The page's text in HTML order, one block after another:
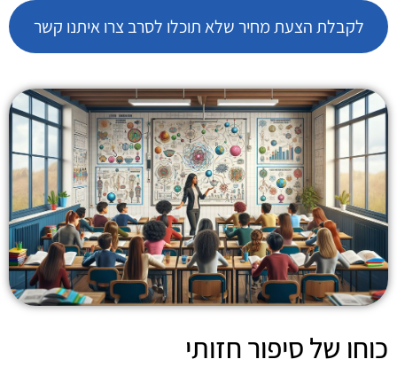
לקבלת הצעת מחיר שלא תוכלו לסרב צרו איתנו קשר
כוחו של סיפור חזותי